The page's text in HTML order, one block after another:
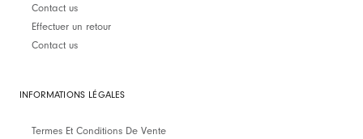
Contact us
Effectuer un retour
Contact us
INFORMATIONS LÉGALES
Termes Et Conditions De Vente